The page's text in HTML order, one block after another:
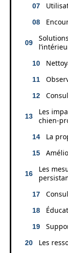
Les
chien-
La
Les
Les